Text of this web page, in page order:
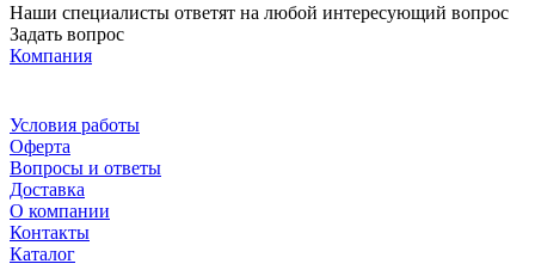
Наши специалисты ответят на любой интересующий вопрос
Задать вопрос
Компания
Условия работы
Оферта
Вопросы и ответы
Доставка
О компании
Контакты
Каталог